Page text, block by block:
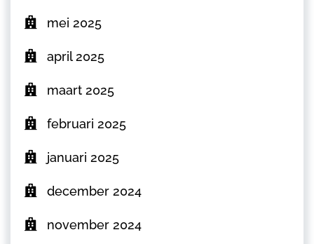
mei 2025
april 2025
maart 2025
februari 2025
januari 2025
december 2024
november 2024